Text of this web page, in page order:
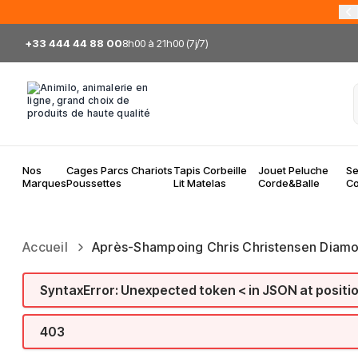
+33 444 44 88 008h00 à 21h00 (7j/7)
Nos
Marques
Cages Parcs Chariots
Poussettes
Tapis Corbeille
Lit Matelas
Jouet Peluche
Corde&Balle
Accueil Après-Shampoing Chris Christensen
SyntaxError: Unexpected token < in JSON at
403